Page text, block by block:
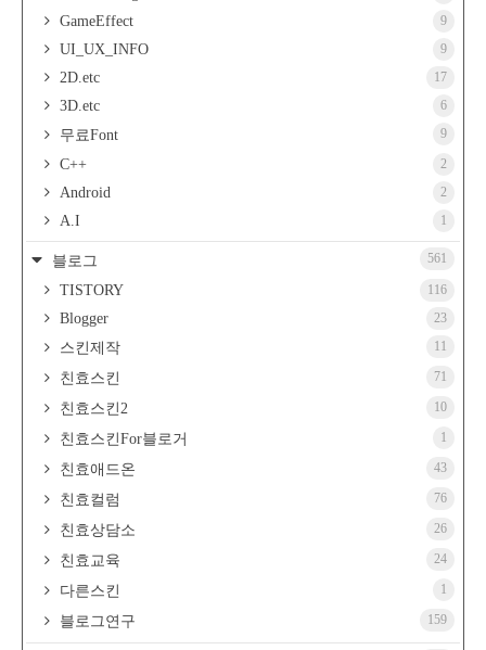
GameEffect 9
UI_UX_INFO 9
2D.etc 17
3D.etc 6
무료Font 9
C++ 2
Android 2
A.I 1
블로그 561
TISTORY 116
Blogger 23
스킨제작 11
친효스킨 71
친효스킨2 10
친효스킨For블로거 1
친효애드온 43
친효컬럼 76
친효상담소 26
친효교육 24
다른스킨 1
블로그연구 159